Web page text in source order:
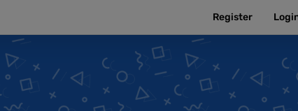
Register